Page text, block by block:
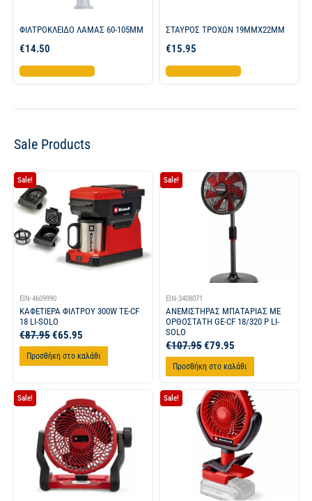
ΦΙΛΤΡΟΚΛΕΙΔΟ ΛΑΜΑΣ 60-105MM
€14.50
Προσθήκη στο καλάθι
ΣΤΑΥΡΟΣ ΤΡΟΧΩΝ 19MMX22MM
€15.95
Προσθήκη στο καλάθι
Sale Products
Sale!
EIN-4609990
ΚΑΦΕΤΙΕΡΑ ΦΙΛΤΡΟΥ 300W TE-CF
18 LI-SOLO
€87.95€65.95
Προσθήκη στο καλάθι
Sale!
EIN-3408071
ΑΝΕΜΙΣΤΗΡΑΣ ΜΠΑΤΑΡΙΑΣ ΜΕ
ΟΡΘΟΣΤΑΤΗ GE-CF 18/320 P LI-
SOLO
€107.95€79.95
Προσθήκη στο καλάθι
Sale! Sale!